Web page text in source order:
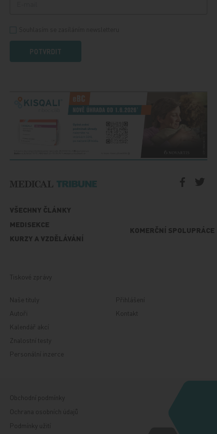
POTVRDIT
VŠECHNY ČLÁNKY
MEDISEKCE
KURZY A VZDĚLÁVÁNÍ
KOMERČNÍ SPOLUPRÁCE
Tiskové zprávy
Naše tituly
Autoři
Kalendář akcí
Znalostní testy
Personální inzerce
Přihlášení
Kontakt
Obchodní podmínky
Ochrana osobních údajů
Podmínky užití